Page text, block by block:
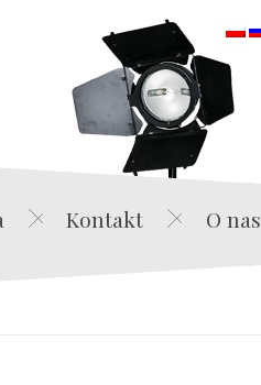
Agencja Aktorska
Kontakt O nas